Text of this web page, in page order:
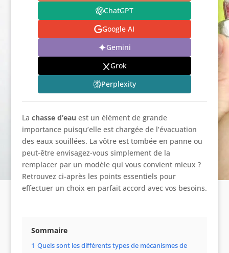
ChatGPT
Google AI
Gemini
Grok
Perplexity
La chasse d’eau est un élément de grande
importance puisqu’elle est chargée de l’évacuation
des eaux souillées. La vôtre est tombée en panne ou
peut-être envisagez-vous simplement de la
remplacer par un modèle qui vous convient mieux ?
Retrouvez ci-après les points essentiels pour
effectuer un choix en parfait accord avec vos besoins.
Sommaire
1 Quels sont les différents types de mécanismes de